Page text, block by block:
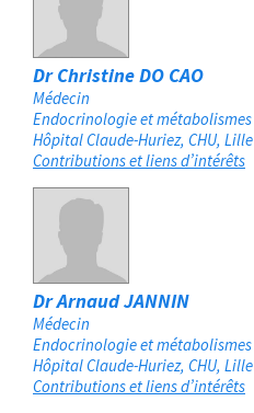
Dr Christine DO CAO
Médecin
Endocrinologie et métabolismes
Hôpital Claude-Huriez, CHU Lille
Contributions et liens d’intérêts
Dr Arnaud JANNIN
Médecin
Endocrinologie et métabolismes
Hôpital Claude-Huriez, CHU Lille
Contributions et liens d’intérêts